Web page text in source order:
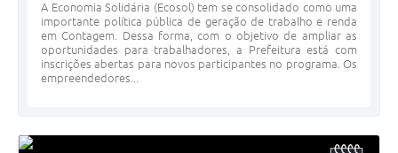
A Economia Solidária (Ecosol) tem se consolidado como uma
importante política pública de geração de trabalho e renda
em Contagem. Dessa forma, com o objetivo de ampliar as
oportunidades para trabalhadores, a Prefeitura está com
inscrições abertas para novos participantes no programa. Os
empreendedores...